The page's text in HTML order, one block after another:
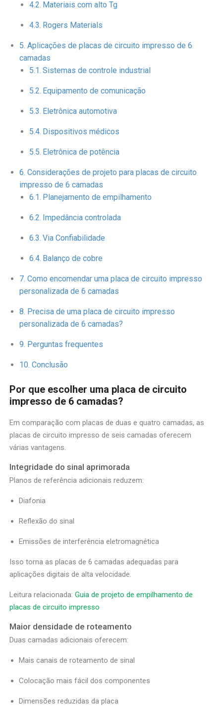
Materiais com alto Tg
Rogers Materials
Aplicações de placas de circuito impresso de 6
camadas
Sistemas de controle industrial
Equipamento de comunicação
Eletrônica automotiva
Dispositivos médicos
Eletrônica de potência
Considerações de projeto para placas de circuito
impresso de 6 camadas
Planejamento de empilhamento
Impedância controlada
Via Confiabilidade
Balanço de cobre
Como encomendar uma placa de circuito impresso
personalizada de 6 camadas
Precisa de uma placa de circuito impresso
personalizada de 6 camadas?
Perguntas frequentes
Conclusão
Por que escolher uma placa de circuito
impresso de 6 camadas?
Em comparação com placas de duas e quatro camadas, as
placas de circuito impresso de seis camadas oferecem
várias vantagens.
Integridade do sinal aprimorada
Planos de referência adicionais reduzem:
Diafonia
Reflexão do sinal
Emissões de interferência eletromagnética
Isso torna as placas de 6 camadas adequadas para
aplicações digitais de alta velocidade.
Leitura relacionada:Guia de projeto de empilhamento de
placas de circuito impresso
Maior densidade de roteamento
Duas camadas adicionais oferecem:
Mais canais de roteamento de sinal
Colocação mais fácil dos componentes
Dimensões reduzidas da placa